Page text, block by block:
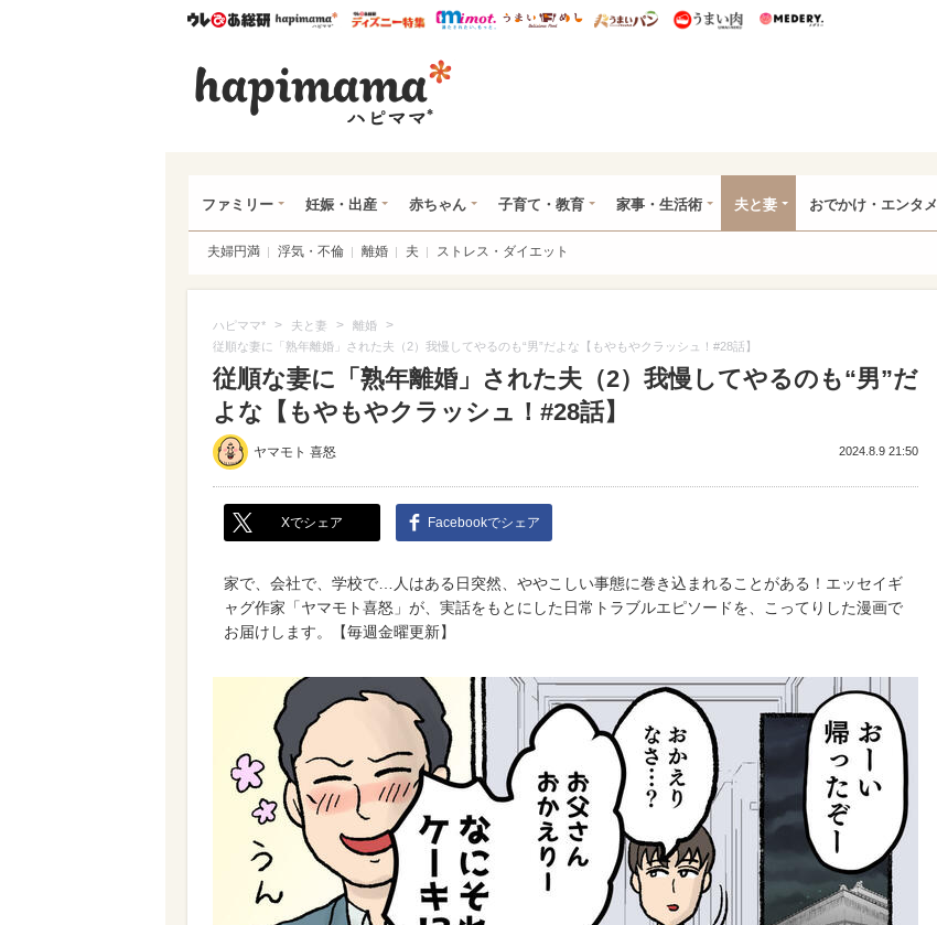
ウレぴあ総研ハピママ* ウレぴあ総研 ディズニー特集
mimot. うまいめし うまいパン うまい肉
ファミリー 妊娠・出産 赤ちゃん 子育て・教育 家事・生活術 夫と妻 おでかけ・エンタメ
夫婦円満 浮気・不倫 離婚 夫 ストレス・ダイエット
ハピママ* > 夫と妻 > 離婚 >
従順な妻に「熟年離婚」された夫（2）我慢してやるのも“男”だよな【もやもやクラッシュ！#28話】
従順な妻に「熟年離婚」された夫（2）我慢してやるのも“男”だ
よな【もやもやクラッシュ！#28話】
ヤマモト 喜怒 2024.8.9 21:50
Xでシェア Facebookでシェア
家で、会社で、学校で…人はある日突然、ややこしい事態に巻き込まれることがある！エッセイギ
ャグ作家「ヤマモト喜怒」が、実話をもとにした日常トラブルエピソードを、こってりした漫画で
お届けします。【毎週金曜更新】